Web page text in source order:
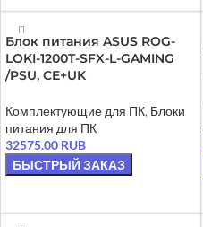
Блок питания ASUS ROG-
LOKI-1200T-SFX-L-GAMING
/PSU, CE+UK
Комплектующие для ПК, Блоки
питания для ПК
32575.00 RUB
БЫСТРЫЙ ЗАКАЗ